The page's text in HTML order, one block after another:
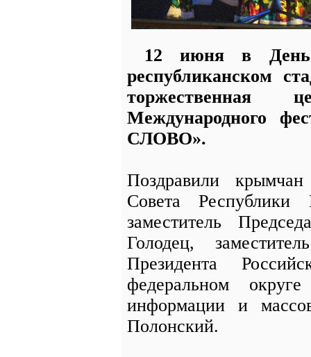
12 июня в День
республиканском
торжественная
Международного
СЛОВО».
Поздравили крымчан
Совета Республики
заместитель
Голодец,
Президента
федеральном
информации и
Полонский.